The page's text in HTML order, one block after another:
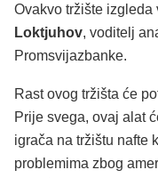
Ovakvo tržište
Loktjuhov, voditelj
Promsvijazbanke.
Rast ovog tržišta će
Prije svega, ovaj alat
igrača na tržištu nafte
problemima zbog